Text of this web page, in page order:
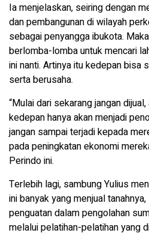
Ia menjelaskan, seiring dengan
dan pembangunan di wilayah
sebagai penyangga ibukota.
berlomba-lomba untuk mencari
ini nanti. Artinya itu kedepan bisa
serta berusaha.
“Mulai dari sekarang jangan
kedepan hanya akan menjadi
jangan sampai terjadi kepada
pada peningkatan ekonomi
Perindo ini.
Terlebih lagi, sambung Yulius
ini banyak yang menjual
penguatan dalam pengolahan
melalui pelatihan-pelatihan yang